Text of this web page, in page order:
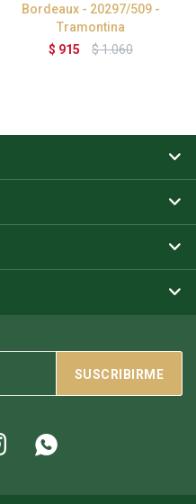
Bordeaux - 20297/509 -
Tramontina
$ 915 $1.060
SUSCRIBIRME
